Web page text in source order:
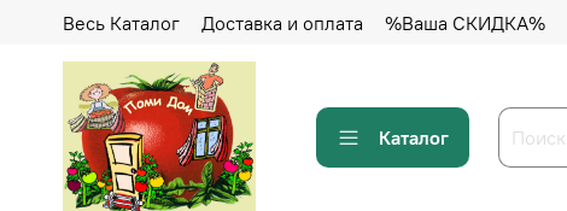
Весь Каталог Доставка и оплата %Ваша СКИДКА%
Каталог